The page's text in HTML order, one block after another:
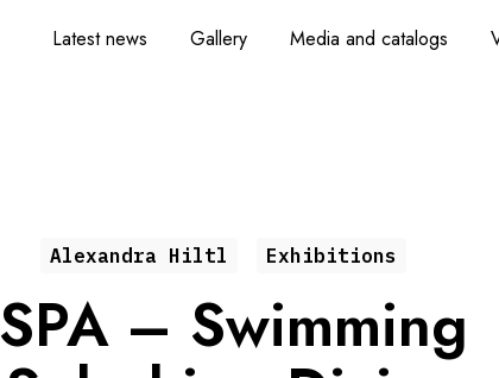
Latest news Gallery Media and catalogs
Alexandra Hiltl Exhibitions
SPA – Swimming